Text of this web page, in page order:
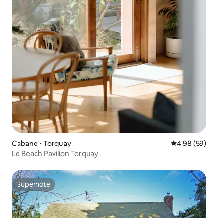
Cabane ⋅ Torquay Évaluation
4,98 (59)
Le Beach Pavilion Torquay
Superhôte
Superhôte